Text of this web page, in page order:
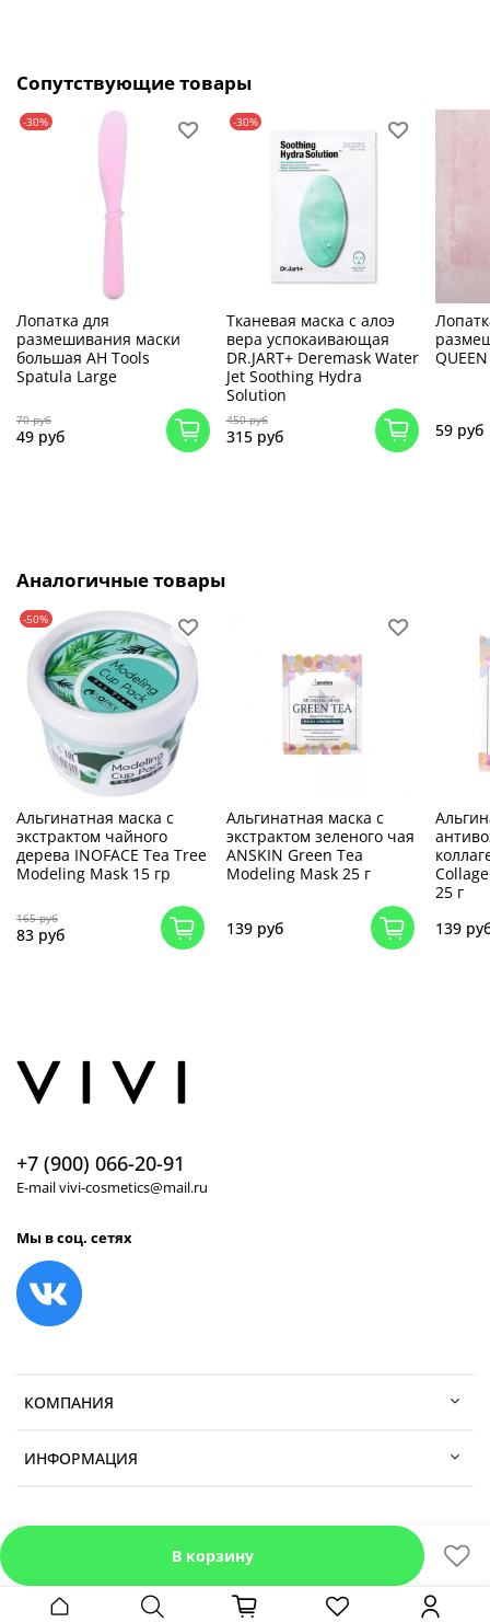
В корзину
Сопутствующие товары
-30%
Лопатка для
размешивания маски
большая АН Tools
Spatula Large
70 руб
49 руб
-30%
Тканевая маска с алоэ
вера успокаивающая
DR.JART+ Deremask Water
Jet Soothing Hydra
Solution
450 руб
315 руб 59 руб
Аналогичные товары
-50%
Альгинатная маска с
экстрактом чайного
дерева INOFACE Tea Tree
Modeling Mask 15 гр
165 руб
83 руб
Альгинатная маска с
экстрактом зеленого чая
ANSKIN Green Tea
Modeling Mask 25 г
139 руб
25 г
139
КОМПАНИЯ
ИНФОРМАЦИЯ
+7 (900) 066-20-91
E-mail vivi-cosmetics@mail.ru
Мы в соц. сетях